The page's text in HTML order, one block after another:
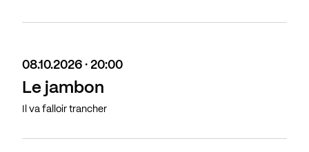
08.10.2026 · 20:00
Le jambon
Il va falloir trancher